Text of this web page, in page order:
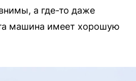
а где-то даже
машина имеет хорошую